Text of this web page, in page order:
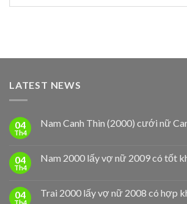
LATEST NEWS
04
Th4
Nam Canh Thìn (2000) cưới nữ
04
Th4
Nam 2000 lấy vợ nữ 2009 có tốt
04 Trai 2000 lấy vợ nữ 2008 có hợp